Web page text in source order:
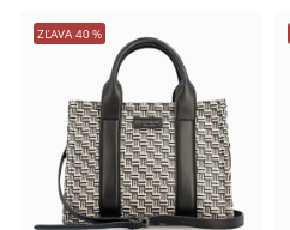
ZĽAVA 40%